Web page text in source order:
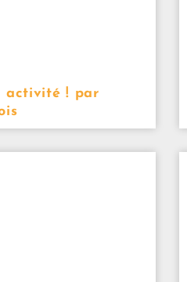
activité ! par